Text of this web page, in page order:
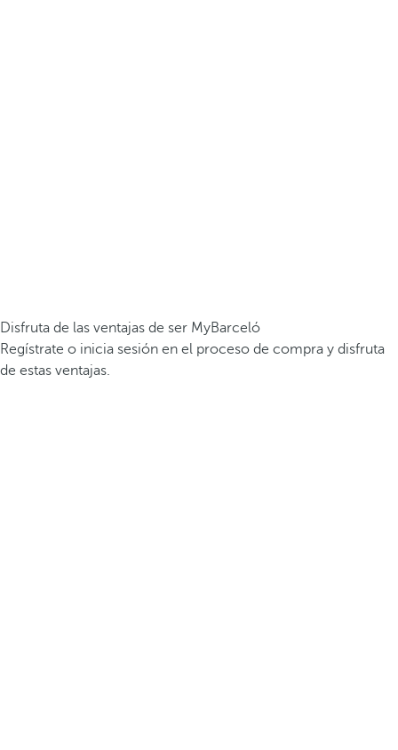
Disfruta de las ventajas de ser MyBarceló
Regístrate o inicia sesión en el proceso de compra y disfruta
de estas ventajas.